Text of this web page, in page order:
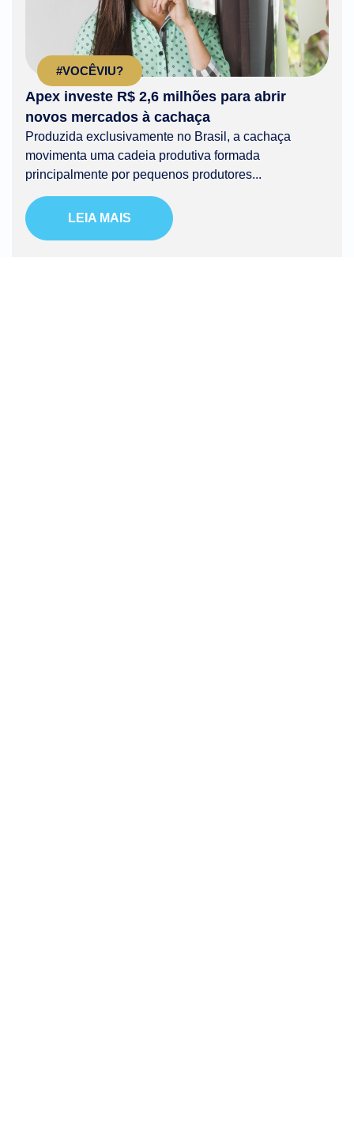
#VOCÊVIU?
Apex investe R$ 2,6 milhões para abrir
novos mercados à cachaça
Produzida exclusivamente no Brasil, a cachaça
movimenta uma cadeia produtiva formada
principalmente por pequenos produtores...
LEIA MAIS